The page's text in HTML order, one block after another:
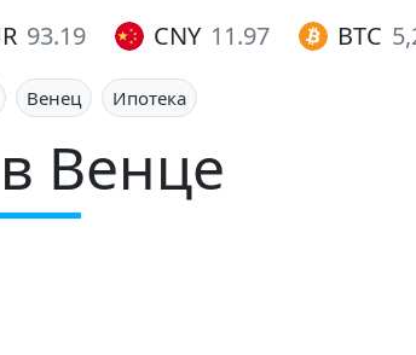
93.19 CNY 11.97 BTC
Венец Ипотека
Венце